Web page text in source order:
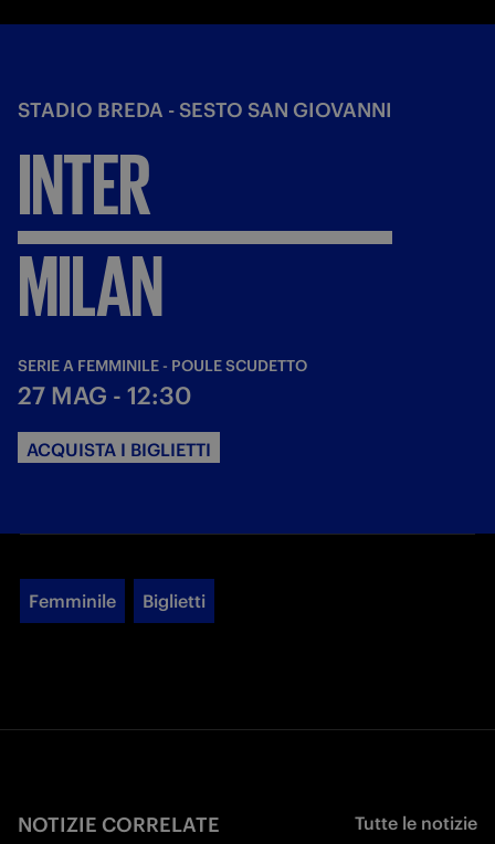
STADIO BREDA - SESTO SAN GIOVANNI
INTER
MILAN
SERIE A FEMMINILE - POULE SCUDETTO
27 MAG - 12:30
ACQUISTA I BIGLIETTI
Femminile Biglietti
NOTIZIE CORRELATE Tutte le notizie